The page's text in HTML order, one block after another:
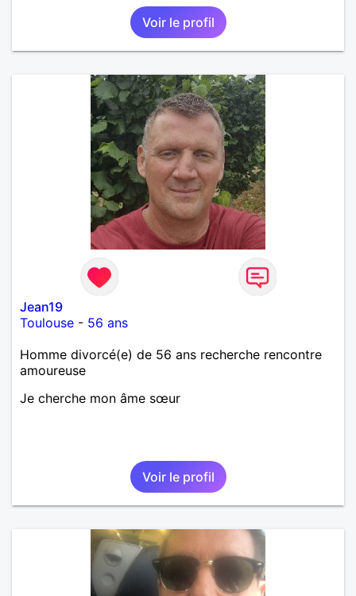
Voir le profil
Jean19
Toulouse - 56 ans
Homme divorcé(e) de 56 ans recherche rencontre
amoureuse
Je cherche mon âme sœur
Voir le profil